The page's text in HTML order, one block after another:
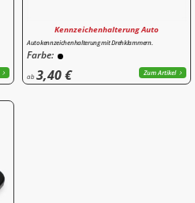
Kennzeichenhalterung Auto
Autokennzeichenhalterung mit Drehklammern.
Farbe:
ab3,40 € Zum Artikel